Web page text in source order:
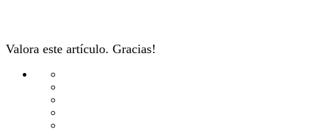
Valora este artículo. Gracias!